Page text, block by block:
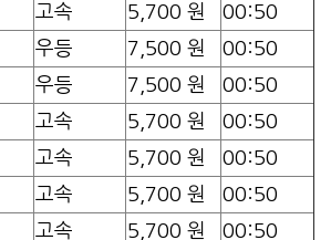
고속 5,700 원
00:50
우등 7,500 원
00:50
우등 7,500 원
00:50
고속 5,700 원
00:50
고속 5,700 원
00:50
고속 5,700 원
00:50
고속 5,700 원 00:50